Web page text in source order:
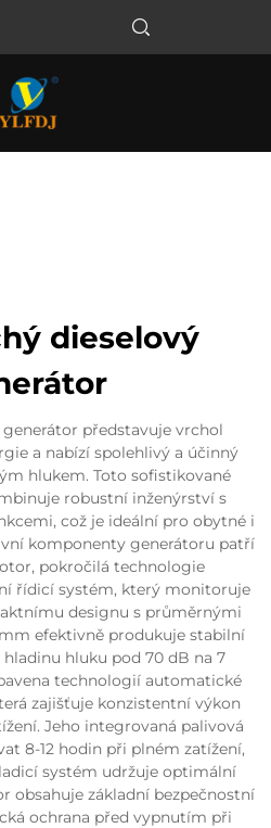
dieselový
generátor představuje vrchol
a nabízí spolehlivý a účinný
hlukem. Toto sofistikované
robustní inženýrství s
což je ideální pro obytné i
komponenty generátoru patří
pokročilá technologie
řídicí systém, který monitoruje
designu s průměrnými
efektivně produkuje stabilní
hluku pod 70 dB na 7
technologií automatické
zajišťuje konzistentní výkon
Jeho integrovaná palivová
8-12 hodin při plném zatížení,
systém udržuje optimální
obsahuje základní bezpečnostní
ochrana před vypnutím při